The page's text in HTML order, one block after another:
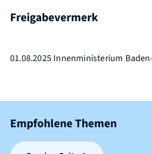
Freigabevermerk
01.08.2025 Innenministerium
Empfohlene Themen